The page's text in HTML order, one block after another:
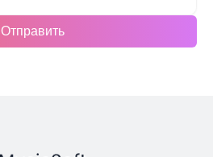
Отправить